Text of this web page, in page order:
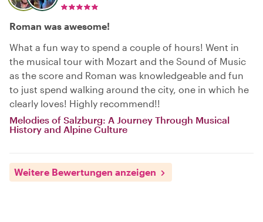
Roman was awesome!
What a fun way to spend a couple of hours! Went in
the musical tour with Mozart and the Sound of Music
as the score and Roman was knowledgeable and fun
to just spend walking around the city, one in which he
clearly loves! Highly recommend!!
Melodies of Salzburg: A Journey Through Musical
History and Alpine Culture
Weitere Bewertungen anzeigen